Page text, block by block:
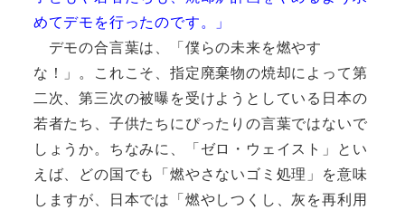
めてデモを行ったのです。」
デモの合言葉は、「僕らの未来を燃やす
な！」。これこそ、指定廃棄物の焼却によって第
二次、第三次の被曝を受けようとしている日本の
若者たち、子供たちにぴったりの言葉ではないで
しょうか。ちなみに、「ゼロ・ウェイスト」とい
えば、どの国でも「燃やさないゴミ処理」を意味
しますが、日本では「燃やしつくし、灰を再利用